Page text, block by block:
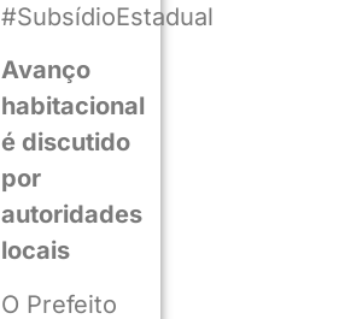
#SubsídioEstadual
Avanço
habitacional
é discutido
por
autoridades
locais
O Prefeito